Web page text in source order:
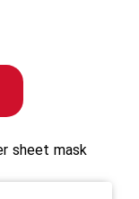
sheet mask